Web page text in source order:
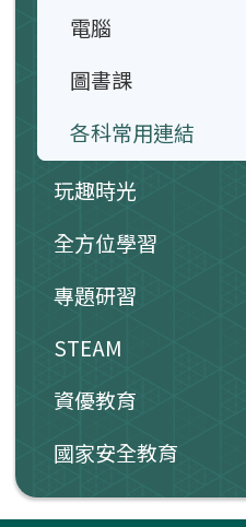
電腦
圖書課
各科常用連結
玩趣時光
全方位學習
專題研習
STEAM
資優教育
國家安全教育